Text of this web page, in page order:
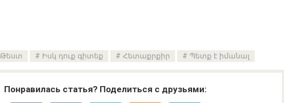
Թեստ Իսկ դուք գիտեք Հետաքրքիր Պետք է իմանալ
Понравилась статья? Поделиться с друзьями: